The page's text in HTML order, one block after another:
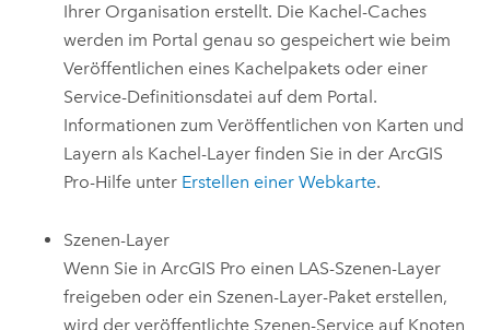
Ihrer Organisation erstellt. Die Kachel-Caches
werden im Portal genau so gespeichert wie beim
Veröffentlichen eines Kachelpakets oder einer
Service-Definitionsdatei auf dem Portal.
Informationen zum Veröffentlichen von Karten und
Layern als Kachel-Layer finden Sie in derArcGIS
Pro-Hilfe unter Erstellen einer Webkarte.
Szenen-Layer
Wenn Sie inArcGIS Pro einen LAS-Szenen-Layer
freigeben oder ein Szenen-Layer-Paket erstellen,
wird der veröffentlichte Szenen-Service auf Knoten